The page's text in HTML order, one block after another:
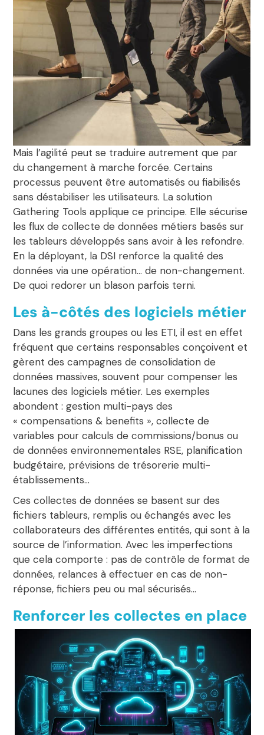
Mais l’agilité peut se traduire autrement que par
du changement à marche forcée. Certains
processus peuvent être automatisés ou fiabilisés
sans déstabiliser les utilisateurs. La solution
Gathering Tools applique ce principe. Elle sécurise
les flux de collecte de données métiers basés sur
les tableurs développés sans avoir à les refondre.
En la déployant, la DSI renforce la qualité des
données via une opération… de non-changement.
De quoi redorer un blason parfois terni.
Les à-côtés des logiciels métier
Dans les grands groupes ou les ETI, il est en effet
fréquent que certains responsables conçoivent et
gèrent des campagnes de consolidation de
données massives, souvent pour compenser les
lacunes des logiciels métier. Les exemples
abondent : gestion multi-pays des
« compensations & benefits », collecte de
variables pour calculs de commissions/bonus ou
de données environnementales RSE, planification
budgétaire, prévisions de trésorerie multi-
établissements…
Ces collectes de données se basent sur des
fichiers tableurs, remplis ou échangés avec les
collaborateurs des différentes entités, qui sont à la
source de l’information. Avec les imperfections
que cela comporte : pas de contrôle de format de
données, relances à effectuer en cas de non-
réponse, fichiers peu ou mal sécurisés…
Renforcer les collectes en place